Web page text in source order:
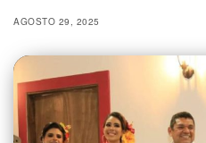
AGOSTO 29, 2025